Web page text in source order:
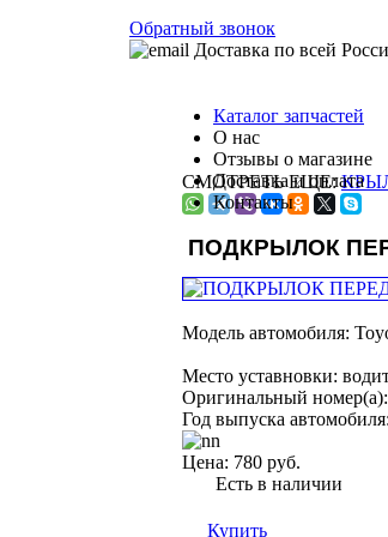
СМОТРЕТЬ ЕЩЕ:
ПОДКРЫЛОК
Модель автомобиля:
Место уставновки:
Оригинальный номер(а):
Год выпуска автомобиля:
Цена: 780 руб.
Есть в наличии
Купить
Обратный звонок
Доставка по всей
Каталог запчастей
О нас
Отзывы о магазине
Доставка и оплата
Контакты